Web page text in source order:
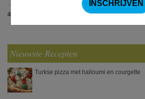
4.7 Gestoofde kip met dragon(7 votes)
Nieuwste Recepten
Turkse pizza met halloumi en courgette